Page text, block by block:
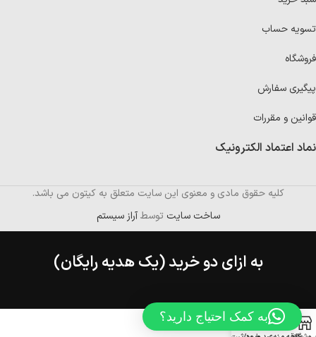
تسویه حساب
فروشگاه
پیگیری سفارش
قوانین و مقررات
نماد اعتماد الکترونیک
کلیه حقوق مادی و معنوی این سایت متعلق به کیتون می باشد.
ساخت سایت توسطآراز سیستم
به ازای دو خرید (یک هدیه رایگان)
به کمک احتیاج دارید؟